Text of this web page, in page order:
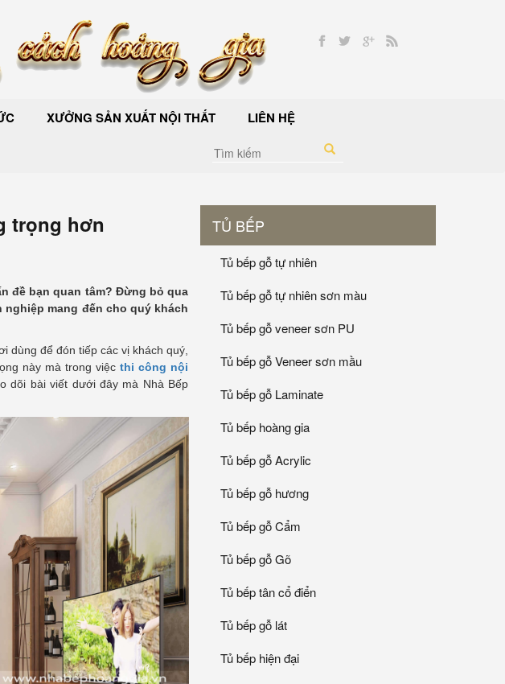
XƯỞNG SẢN XUẤT NỘI THẤT LIÊN HỆ
trọng hơn
đề bạn quan tâm? Đừng bỏ qua
mang đến cho quý khách
dùng để đón tiếp các vị khách quý,
này mà trong việc thi công nội
dõi bài viết dưới đây mà Nhà Bếp
TỦ BẾP
Tủ bếp gỗ tự nhiên
Tủ bếp gỗ tự nhiên sơn màu
Tủ bếp gỗ veneer sơn PU
Tủ bếp gỗ Veneer sơn mầu
Tủ bếp gỗ Laminate
Tủ bếp hoàng gia
Tủ bếp gỗ Acrylic
Tủ bếp gỗ hương
Tủ bếp gỗ Cẩm
Tủ bếp gỗ Gõ
Tủ bếp tân cổ điển
Tủ bếp gỗ lát
Tủ bếp hiện đại